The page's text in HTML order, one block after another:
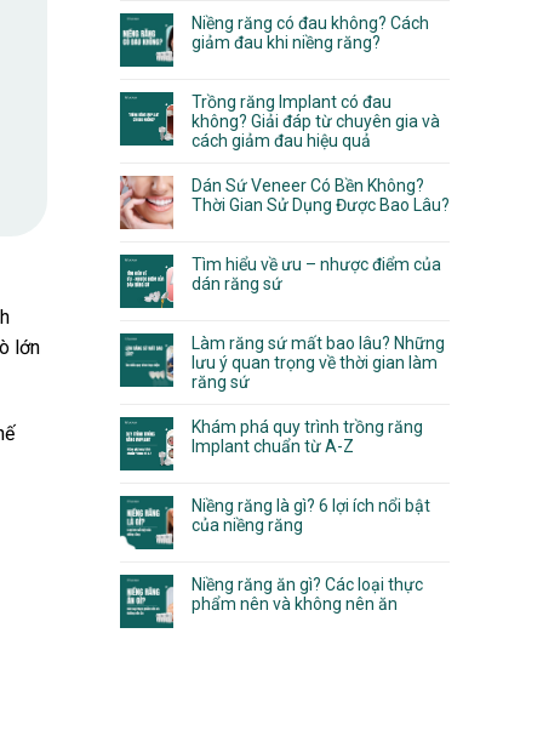
lớn
Niềng răng có đau không? Cách
giảm đau khi niềng răng?
Trồng răng Implant có đau
không? Giải đáp từ chuyên gia và
cách giảm đau hiệu quả
Dán Sứ Veneer Có Bền Không?
Thời Gian Sử Dụng Được Bao Lâu?
Tìm hiểu về ưu – nhược điểm của
dán răng sứ
Làm răng sứ mất bao lâu? Những
lưu ý quan trọng về thời gian làm
răng sứ
Khám phá quy trình trồng răng
Implant chuẩn từ A-Z
Niềng răng là gì? 6 lợi ích nổi bật
của niềng răng
Niềng răng ăn gì? Các loại thực
phẩm nên và không nên ăn